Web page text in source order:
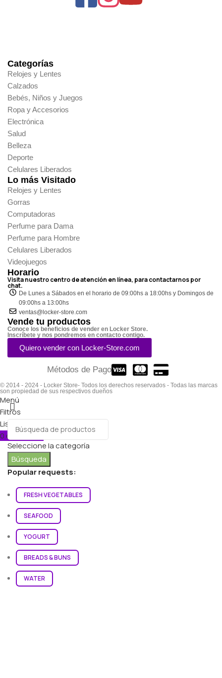
Categorías
Relojes y Lentes
Calzados
Bebés, Niños y Juegos
Ropa y Accesorios
Electrónica
Salud
Belleza
Deporte
Celulares Liberados
Lo más Visitado
Relojes y Lentes
Gorras
Computadoras
Perfume para Dama
Perfume para Hombre
Celulares Liberados
Videojuegos
Horario
Visita nuestro centro de atención en línea, para contactarnos por
chat.
De Lunes a Sábados en el horario de 09:00hs a 18:00hs y Domingos de
09:00hs a 13:00hs
ventas@locker-store.com
Vende tu productos
Conoce los beneficios de vender en Locker Store.
Inscríbete y nos pondremos en contacto contigo.
Quiero vender con Locker-Store.com
Métodos de Pago
© 2014 - 2024 - Locker Store- Todos los derechos reservados - Todas las marcas
son propiedad de sus respectivos dueños
Seleccione la categoría
Búsqueda
Popular requests:
FRESH VEGETABLES
SEAFOOD
YOGURT
BREADS & BUNS
WATER
Menú
Filtros
Lista de deseos
0 elementosCarro